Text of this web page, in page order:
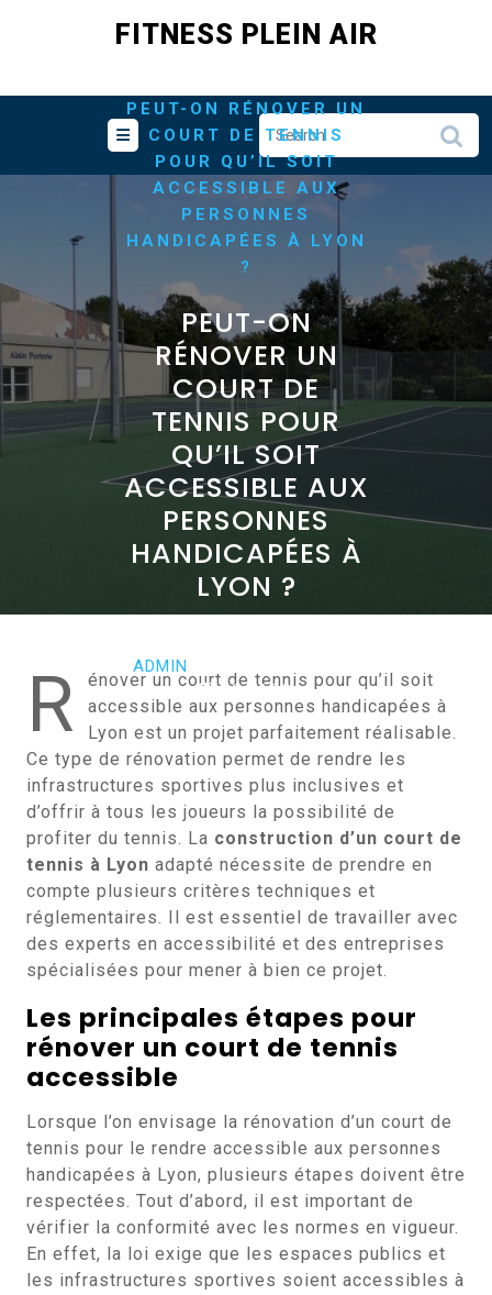
FITNESS PLEIN AIR
PEUT-ON RÉNOVER UN
COURT DE TENNIS
POUR QU’IL SOIT
ACCESSIBLE AUX
PERSONNES
HANDICAPÉES À LYON
?
PEUT-ON
RÉNOVER UN
COURT DE
TENNIS POUR
QU’IL SOIT
ACCESSIBLE AUX
PERSONNES
HANDICAPÉES À
LYON ?
ADMIN
0 TAGS
R
énover un court de tennis pour qu’il soit
accessible aux personnes handicapées à
Lyon est un projet parfaitement réalisable.
Ce type de rénovation permet de rendre les
infrastructures sportives plus inclusives et
d’offrir à tous les joueurs la possibilité de
profiter du tennis. La construction d’un court de
tennis à Lyon adapté nécessite de prendre en
compte plusieurs critères techniques et
réglementaires. Il est essentiel de travailler avec
des experts en accessibilité et des entreprises
spécialisées pour mener à bien ce projet.
Les principales étapes pour
rénover un court de tennis
accessible
Lorsque l’on envisage la rénovation d’un court de
tennis pour le rendre accessible aux personnes
handicapées à Lyon, plusieurs étapes doivent être
respectées. Tout d’abord, il est important de
vérifier la conformité avec les normes en vigueur.
En effet, la loi exige que les espaces publics et
les infrastructures sportives soient accessibles à